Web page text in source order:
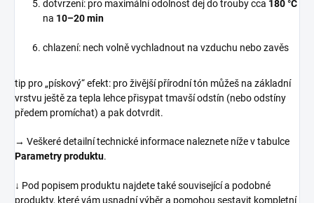
dotvrzení: pro maximální odolnost dej do trouby cca 180 °C
na 10–20 min
chlazení: nech volně vychladnout na vzduchu nebo zavěs
tip pro „pískový“ efekt: pro živější přírodní tón můžeš na základní
vrstvu ještě za tepla lehce přisypat tmavší odstín (nebo odstíny
předem promíchat) a pak dotvrdit.
→ Veškeré detailní technické informace naleznete níže v tabulce
Parametry produktu.
↓ Pod popisem produktu najdete také související a podobné
produkty, které vám usnadní výběr a pomohou sestavit kompletní